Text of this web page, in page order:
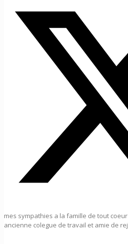
mes sympathies a la famille de tout
ancienne colegue de travail et amie de